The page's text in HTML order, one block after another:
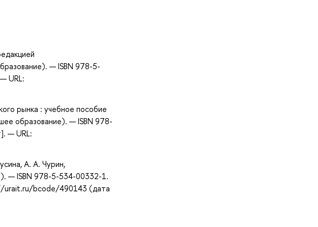
— ISBN 978-5-
URL:
рынка : учебное пособие
образование). — ISBN 978-
— URL:
А. А. Чурин,
— ISBN 978-5-534-00332-1.
urait.ru/bcode/490143 (дата